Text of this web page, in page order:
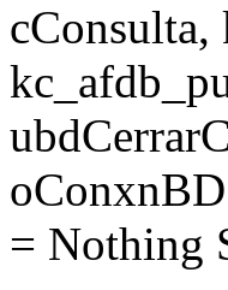
= Nothing